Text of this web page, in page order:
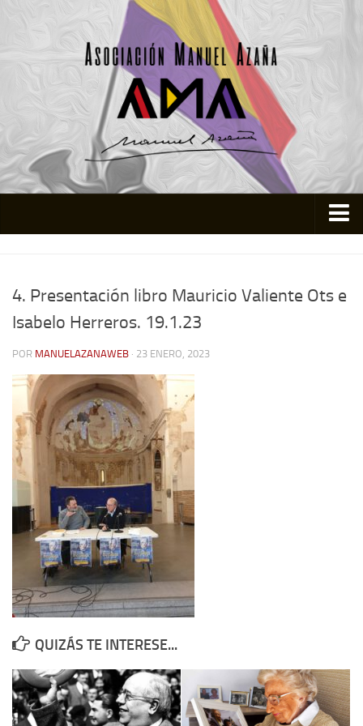
Colabora
Contacto
Memoria Histórica
Investigación previa de la represión en Talavera de la Reina (1937-
1947).
Informe Represión en Toledo 1936-1947 | Buscador
Informe de la fosa de abril de 1939 de Tembleque
Enciclopedia Republicana
Militantes históricos IR
Personajes republicanos
Izquierda Republicana. Navarra
Izquierda Republicana. Galicia
Textos esenciales del republicanismo
4. Presentación libro Mauricio Valiente Ots e
Isabelo Herreros. 19.1.23
POR MANUELAZANAWEB · 23 ENERO, 2023
QUIZÁS TE INTERESE...